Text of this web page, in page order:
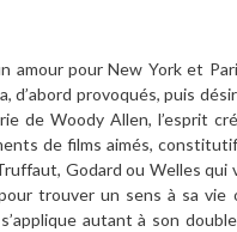
amour pour New York et
d’abord provoqués, puis
de Woody Allen, l’esprit
de films aimés,
Godard ou Welles
trouver un sens à sa vie
autant à son